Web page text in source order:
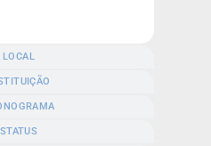
LOCAL
STATUS